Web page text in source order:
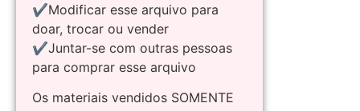
✔Modificar esse arquivo para
doar, trocar ou vender
✔Juntar-se com outras pessoas
para comprar esse arquivo
Os materiais vendidos SOMENTE